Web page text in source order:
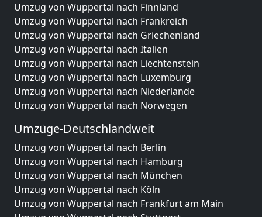
Umzug von Wuppertal nach Finnland
Umzug von Wuppertal nach Frankreich
Umzug von Wuppertal nach Griechenland
Umzug von Wuppertal nach Italien
Umzug von Wuppertal nach Liechtenstein
Umzug von Wuppertal nach Luxemburg
Umzug von Wuppertal nach Niederlande
Umzug von Wuppertal nach Norwegen
Umzüge-Deutschlandweit
Umzug von Wuppertal nach Berlin
Umzug von Wuppertal nach Hamburg
Umzug von Wuppertal nach München
Umzug von Wuppertal nach Köln
Umzug von Wuppertal nach Frankfurt am Main